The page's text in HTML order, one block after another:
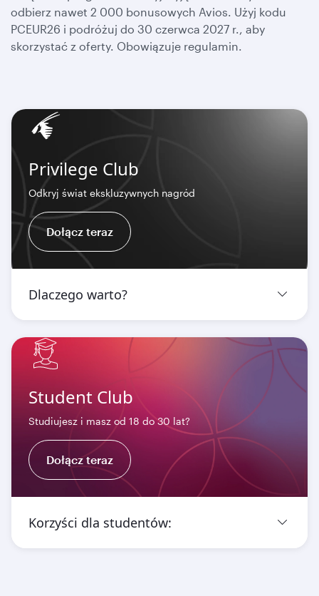
odbierz nawet 2 000 bonusowych Avios. Użyj kodu
PCEUR26 i podróżuj do 30 czerwca 2027 r., aby
skorzystać z oferty. Obowiązuje regulamin.
Privilege Club
Odkryj świat ekskluzywnych nagród
Dołącz teraz
Dlaczego warto?
Student Club
Studiujesz i masz od 18 do 30 lat?
Dołącz teraz
Korzyści dla studentów: